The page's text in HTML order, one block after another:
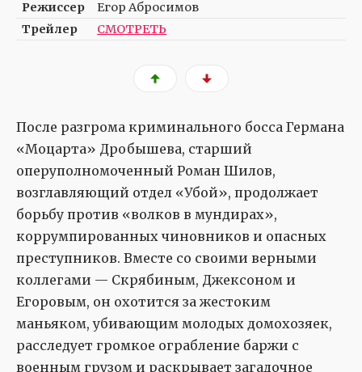
Режиссер
Егор Абросимов
Трейлер
СМОТРЕТЬ
После разгрома криминального босса Германа
«Моцарта» Дробышева, старший
оперуполномоченный Роман Шилов,
возглавляющий отдел «Убой», продолжает
борьбу против «волков в мундирах»,
коррумпированных чиновников и опасных
преступников. Вместе со своими верными
коллегами — Скрябиным, Джексоном и
Егоровым, он охотится за жестоким
маньяком, убивающим молодых домохозяек,
расследует громкое ограбление баржи с
военным грузом и раскрывает загадочное